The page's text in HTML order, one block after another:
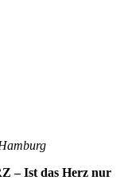
– Ist das Herz nur